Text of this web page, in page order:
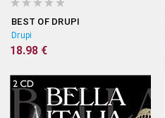
BEST OF DRUPI
Drupi
18.98 €